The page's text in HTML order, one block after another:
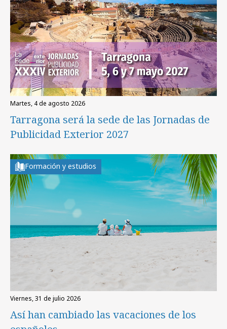
martes, 4 de agosto 2026
Tarragona será la sede de las Jornadas de
Publicidad Exterior 2027
Formación y estudios
viernes, 31 de julio 2026
Así han cambiado las vacaciones de los